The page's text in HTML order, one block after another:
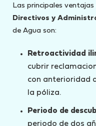
Las principales ventajas
Directivos y
de Agua son:
Retroactividad
cubrir
con anterioridad
la póliza.
Periodo de
periodo de dos